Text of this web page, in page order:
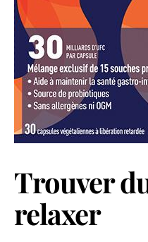
Trouver
relaxer